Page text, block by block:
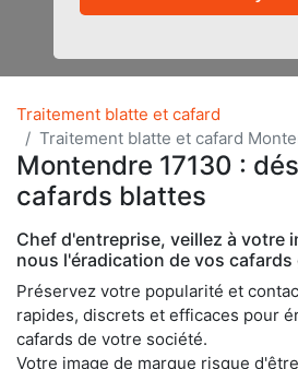
Traitement blatte et cafard
Traitement blatte et cafard
Montendre 17130 :
cafards blattes
Chef d'entreprise, veillez à votre
nous l'éradication de vos cafards
Préservez votre popularité et
rapides, discrets et efficaces pour
cafards de votre société.
Votre image de marque risque